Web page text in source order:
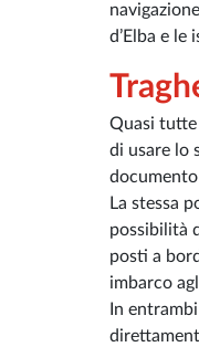
navigazione
d’Elba e le
Quasi tutte
di usare lo
La stessa
possibilità
posti a
imbarco
In